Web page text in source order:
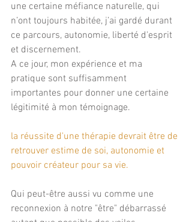
une certaine méfiance naturelle, qui
n’ont toujours habitée, j’ai gardé durant
ce parcours, autonomie, liberté d'esprit
et discernement.
A ce jour, mon expérience et ma
pratique sont suffisamment
importantes pour donner une certaine
légitimité à mon témoignage.
la réussite d'une thérapie devrait être de
retrouver estime de soi, autonomie et
pouvoir créateur pour sa vie.
Qui peut-être aussi vu comme une
reconnexion à notre "être" débarrassé